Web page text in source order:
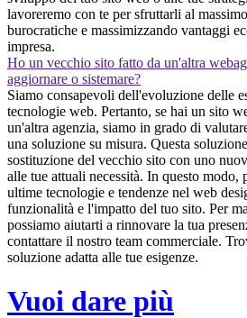
lavoreremo con te per sfruttarli al
burocratiche e massimizzando vantaggi
impresa.
Ho un vecchio sito fatto da un'altra
aggiornare o sistemare?
Siamo consapevoli dell'evoluzione delle
tecnologie web. Pertanto, se hai un sito
un'altra agenzia, siamo in grado di
una soluzione su misura. Questa
sostituzione del vecchio sito con uno
alle tue attuali necessità. In questo modo,
ultime tecnologie e tendenze nel web
funzionalità e l'impatto del tuo sito. Per
possiamo aiutarti a rinnovare la tua
contattare il nostro team commerciale.
soluzione adatta alle tue esigenze.
Vuoi dare più